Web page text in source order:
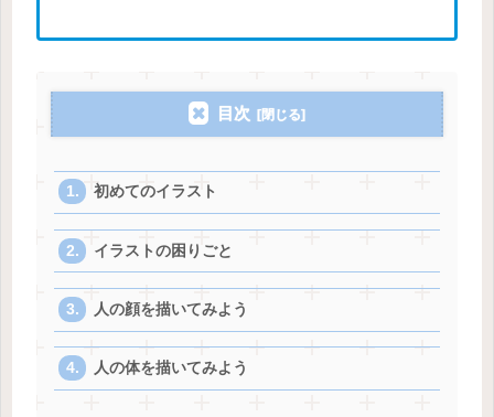
目次
初めてのイラスト
イラストの困りごと
人の顔を描いてみよう
人の体を描いてみよう